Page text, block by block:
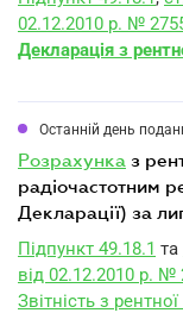
02.12.2010 р. №
Декларація з
Останній день
розрахунка з
радіочастотним
Декларації) за
Підпункт 49.18.1 та
від 02.12.2010 р. №
Звітність з